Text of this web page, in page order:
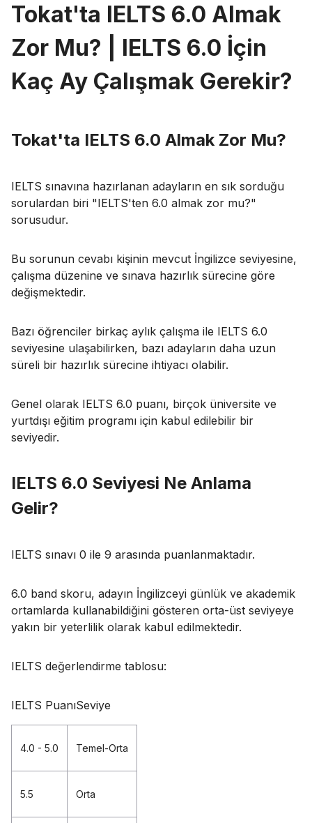
Tokat'ta IELTS 6.0 Almak
Zor Mu? | IELTS 6.0 İçin
Kaç Ay Çalışmak Gerekir?
Tokat'ta IELTS 6.0 Almak Zor Mu?
IELTS sınavına hazırlanan adayların en sık sorduğu
sorulardan biri "IELTS'ten 6.0 almak zor mu?"
sorusudur.
Bu sorunun cevabı kişinin mevcut İngilizce seviyesine,
çalışma düzenine ve sınava hazırlık sürecine göre
değişmektedir.
Bazı öğrenciler birkaç aylık çalışma ile IELTS 6.0
seviyesine ulaşabilirken, bazı adayların daha uzun
süreli bir hazırlık sürecine ihtiyacı olabilir.
Genel olarak IELTS 6.0 puanı, birçok üniversite ve
yurtdışı eğitim programı için kabul edilebilir bir
seviyedir.
IELTS 6.0 Seviyesi Ne Anlama
Gelir?
IELTS sınavı 0 ile 9 arasında puanlanmaktadır.
6.0 band skoru, adayın İngilizceyi günlük ve akademik
ortamlarda kullanabildiğini gösteren orta-üst seviyeye
yakın bir yeterlilik olarak kabul edilmektedir.
IELTS değerlendirme tablosu:
IELTS PuanıSeviye
4.0 - 5.0 Temel-Orta
5.5 Orta